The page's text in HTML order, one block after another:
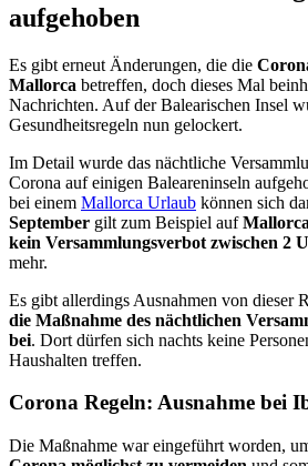
aufgehoben
Es gibt erneut Änderungen, die die
Mallorca betreffen, doch dieses Mal
Nachrichten. Auf der Balearischen Insel
Gesundheitsregeln nun gelockert.
Im Detail wurde das nächtliche
Corona auf einigen Baleareninseln
bei einem Mallorca Urlaub können sich
September gilt zum Beispiel auf
kein Versammlungsverbot zwischen 2
mehr.
Es gibt allerdings Ausnahmen von dieser
die Maßnahme des nächtlichen
bei. Dort dürfen sich nachts keine
Haushalten treffen.
Corona Regeln: Ausnahme bei
Die Maßnahme war eingeführt worden,